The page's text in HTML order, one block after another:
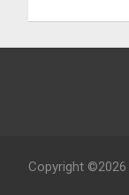
Copyright ©2026